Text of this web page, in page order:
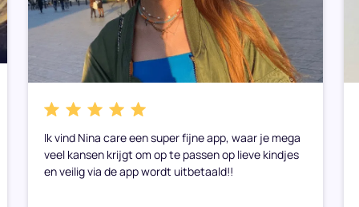
Ik vind Nina care een super fijne app, waar je mega
veel kansen krijgt om op te passen op lieve kindjes
en veilig via de app wordt uitbetaald!!